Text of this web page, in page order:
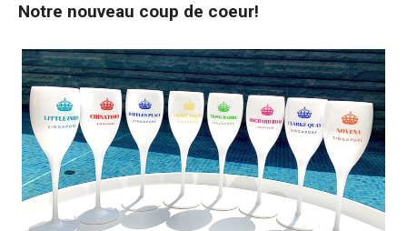
Notre nouveau coup de coeur!